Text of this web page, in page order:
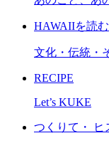
HAWAIIを読む
文化・伝統・
RECIPE
Let’s KUKE
つくりて・ ヒ